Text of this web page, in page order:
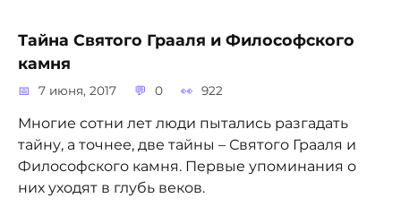
Тайна Святого Грааля и Философского
камня
7 июня, 2017 0 922
Многие сотни лет люди пытались разгадать
тайну, а точнее, две тайны – Святого Грааля и
Философского камня. Первые упоминания о
них уходят в глубь веков.